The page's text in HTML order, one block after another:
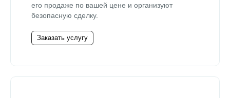
его продаже по вашей цене и организуют
безопасную сделку.
Заказать услугу